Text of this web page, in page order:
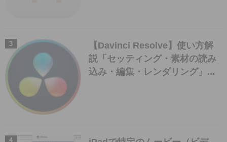
【Davinci Resolve】使い方解
説「セッティング・素材の読み
込み・編集・レンダリング」...